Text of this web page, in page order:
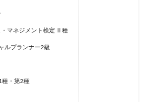
・マネジメント検定 Ⅱ種
ルプランナー2級
種・第2種